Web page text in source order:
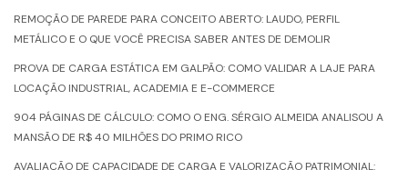
REMOÇÃO DE PAREDE PARA CONCEITO ABERTO: LAUDO, PERFIL
METÁLICO E O QUE VOCÊ PRECISA SABER ANTES DE DEMOLIR
PROVA DE CARGA ESTÁTICA EM GALPÃO: COMO VALIDAR A LAJE PARA
LOCAÇÃO INDUSTRIAL, ACADEMIA E E-COMMERCE
904 PÁGINAS DE CÁLCULO: COMO O ENG. SÉRGIO ALMEIDA ANALISOU A
MANSÃO DE R$ 40 MILHÕES DO PRIMO RICO
AVALIAÇÃO DE CAPACIDADE DE CARGA E VALORIZAÇÃO PATRIMONIAL: